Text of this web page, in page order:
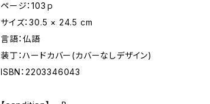
ページ：103ｐ
サイズ：30.5 × 24.5 cm
言語：仏語
装丁：ハードカバー(カバーなしデザイン)
ISBN：2203346043